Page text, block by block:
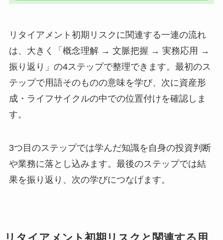
リタイアメント初期リスクに関連する一連の流れ
は、大きく「概念理解 → 文脈把握 → 実務応用 →
振り返り」の4ステップで整理できます。最初のス
テップで用語そのものの意味を学び、次に資産形
成・ライフサイクルの中での位置付けを確認しま
す。
3つ目のステップでは学んだ知識を自身の投資判断
や業務に落とし込みます。最後のステップでは結
果を振り返り、次の学びにつなげます。